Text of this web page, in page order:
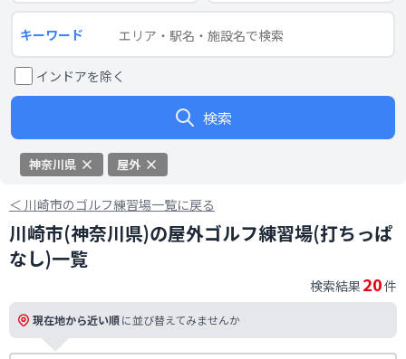
キーワード
インドアを除く
検索
神奈川県 屋外
＜ 川崎市のゴルフ練習場一覧に戻る
川崎市(神奈川県)の屋外ゴルフ練習場(打ちっぱ
なし)一覧
検索結果 20件
現在地から近い順に並び替えてみませんか